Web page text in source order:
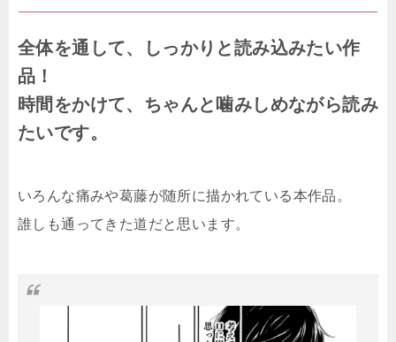
全体を通して、しっかりと読み込みたい作
品！
時間をかけて、ちゃんと噛みしめながら読み
たいです。
いろんな痛みや葛藤が随所に描かれている本作品。
誰しも通ってきた道だと思います。